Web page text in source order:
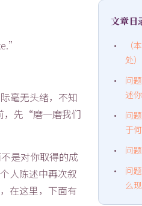
毫无头绪，不知
，先“磨一磨我们
是对你取得的成
人陈述中再次叙
在这里，下面有
文章
（
处）
问
述你
问
于
问
问
么